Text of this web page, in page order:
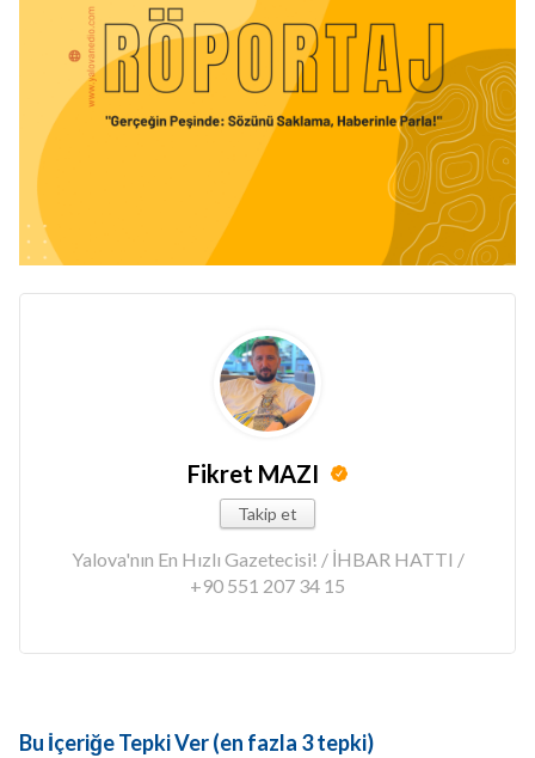
Fikret MAZI
Takip et
Yalova'nın En Hızlı Gazetecisi! / İHBAR HATTI /
+90 551 207 34 15
Bu İçeriğe Tepki Ver (en fazla 3 tepki)